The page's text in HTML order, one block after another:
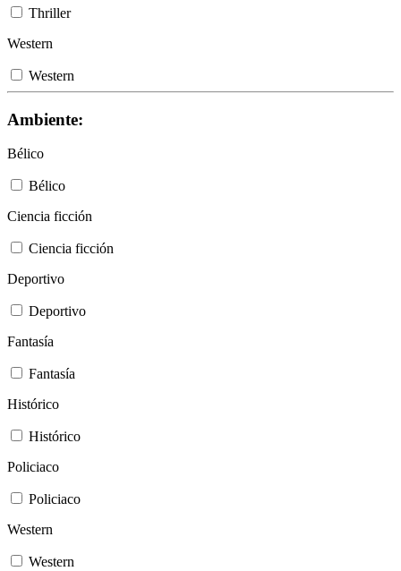
Thriller
Western
Western
Ambiente:
Bélico
Bélico
Ciencia ficción
Ciencia ficción
Deportivo
Deportivo
Fantasía
Fantasía
Histórico
Histórico
Policiaco
Policiaco
Western
Western